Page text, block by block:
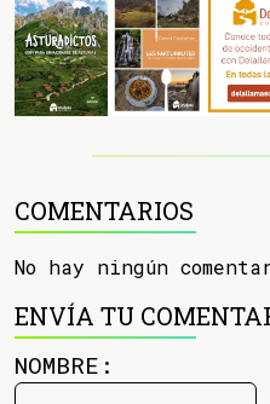
COMENTARIOS
No hay ningún
ENVÍA TU
NOMBRE: